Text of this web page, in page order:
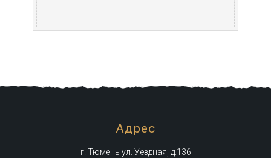
Адрес
г. Тюмень ул. Уездная, д.136